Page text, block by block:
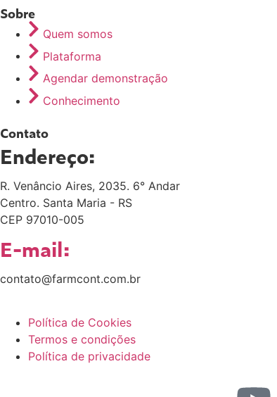
Sobre
Quem somos
Plataforma
Agendar demonstração
Conhecimento
Contato
Endereço:
R. Venâncio Aires, 2035. 6° Andar
Centro. Santa Maria - RS
CEP 97010-005
E-mail:
contato@farmcont.com.br
Política de Cookies
Termos e condições
Política de privacidade